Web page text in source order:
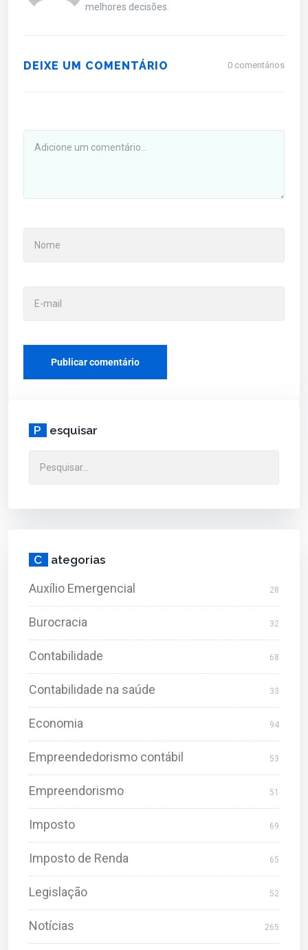
melhores decisões.
DEIXE UM COMENTÁRIO 0 comentários
P esquisar
C ategorias
Auxílio Emergencial 28
Burocracia 32
Contabilidade 68
Contabilidade na saúde 33
Economia 94
Empreendedorismo contábil 53
Empreendorismo 51
Imposto 69
Imposto de Renda 65
Legislação 52
Notícias 265